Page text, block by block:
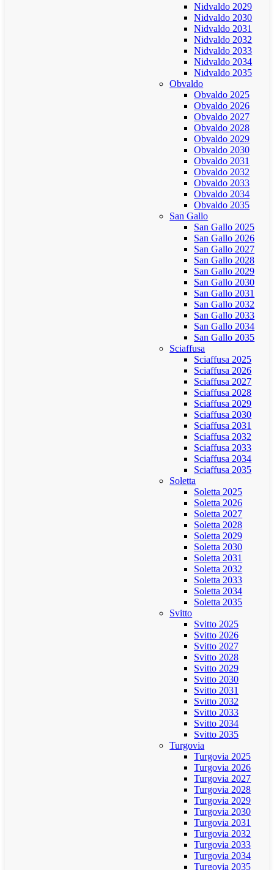
Nidvaldo 2029
Nidvaldo 2030
Nidvaldo 2031
Nidvaldo 2032
Nidvaldo 2033
Nidvaldo 2034
Nidvaldo 2035
Obvaldo
Obvaldo 2025
Obvaldo 2026
Obvaldo 2027
Obvaldo 2028
Obvaldo 2029
Obvaldo 2030
Obvaldo 2031
Obvaldo 2032
Obvaldo 2033
Obvaldo 2034
Obvaldo 2035
San Gallo
San Gallo 2025
San Gallo 2026
San Gallo 2027
San Gallo 2028
San Gallo 2029
San Gallo 2030
San Gallo 2031
San Gallo 2032
San Gallo 2033
San Gallo 2034
San Gallo 2035
Sciaffusa
Sciaffusa 2025
Sciaffusa 2026
Sciaffusa 2027
Sciaffusa 2028
Sciaffusa 2029
Sciaffusa 2030
Sciaffusa 2031
Sciaffusa 2032
Sciaffusa 2033
Sciaffusa 2034
Sciaffusa 2035
Soletta
Soletta 2025
Soletta 2026
Soletta 2027
Soletta 2028
Soletta 2029
Soletta 2030
Soletta 2031
Soletta 2032
Soletta 2033
Soletta 2034
Soletta 2035
Svitto
Svitto 2025
Svitto 2026
Svitto 2027
Svitto 2028
Svitto 2029
Svitto 2030
Svitto 2031
Svitto 2032
Svitto 2033
Svitto 2034
Svitto 2035
Turgovia
Turgovia 2025
Turgovia 2026
Turgovia 2027
Turgovia 2028
Turgovia 2029
Turgovia 2030
Turgovia 2031
Turgovia 2032
Turgovia 2033
Turgovia 2034
Turgovia 2035